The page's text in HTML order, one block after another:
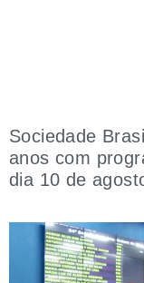
Sociedade
anos com
dia 10 de